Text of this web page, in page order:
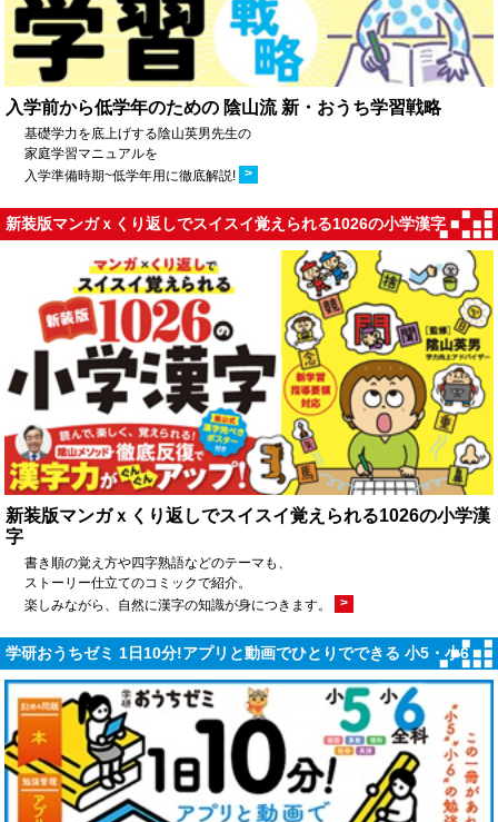
入学前から低学年のための 陰山流 新・おうち学習戦略
基礎学力を底上げする陰山英男先生の
家庭学習マニュアルを
入学準備時期~低学年用に徹底解説!
>
新装版マンガｘくり返しでスイスイ覚えられる1026の小学漢字
新装版マンガｘくり返しでスイスイ覚えられる1026の小学漢
字
書き順の覚え方や四字熟語などのテーマも、
ストーリー仕立てのコミックで紹介。
楽しみながら、自然に漢字の知識が身につきます。
>
学研おうちゼミ 1日10分!アプリと動画でひとりでできる 小5・小6